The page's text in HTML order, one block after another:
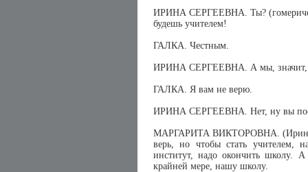
ИРИНА СЕРГЕЕВНА. Ты?
будешь учителем!
ГАЛКА. Честным.
ИРИНА СЕРГЕЕВНА. А мы, значит,
ГАЛКА. Я вам не верю.
ИРИНА СЕРГЕЕВНА. Нет, ну вы
МАРГАРИТА ВИКТОРОВНА. (Ирине
верь, но чтобы стать учителем,
институт, надо окончить школу.
крайней мере, нашу школу.